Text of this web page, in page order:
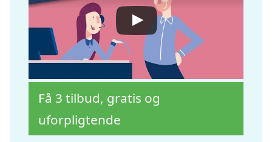
Få 3 tilbud, gratis og
uforpligtende